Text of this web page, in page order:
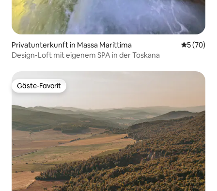
Privatunterkunft in Massa Marittima
5 (70)
Design-Loft mit eigenem SPA in der Toskana
Gäste-Favorit
Gäste-Favorit